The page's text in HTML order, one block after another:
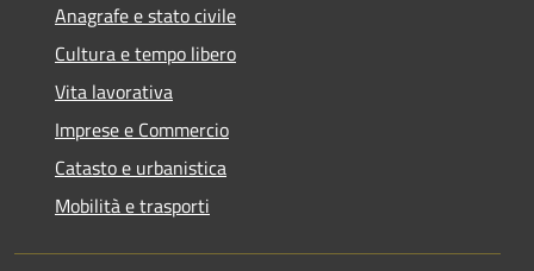
Anagrafe e stato civile
Cultura e tempo libero
Vita lavorativa
Imprese e Commercio
Catasto e urbanistica
Mobilità e trasporti